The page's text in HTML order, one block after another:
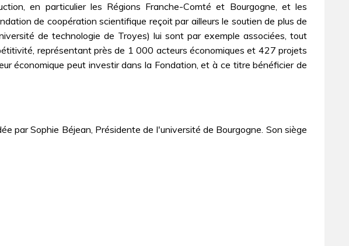
en particulier les Régions Franche-Comté et Bourgogne, et les
de coopération scientifique reçoit par ailleurs le soutien de plus de
de technologie de Troyes) lui sont par exemple associées, tout
représentant près de 1 000 acteurs économiques et 427 projets
économique peut investir dans la Fondation, et à ce titre bénéficier de
par Sophie Béjean, Présidente de l'université de Bourgogne. Son siège